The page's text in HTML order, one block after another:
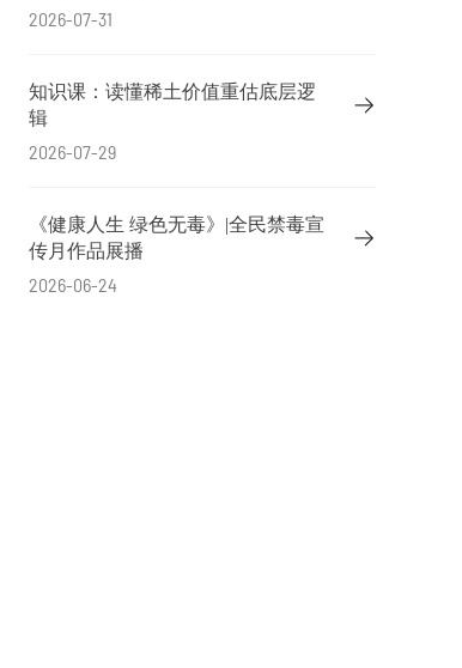
2026-07-31
知识课：读懂稀土价值重估底层逻
辑
2026-07-29
《健康人生 绿色无毒》|全民禁毒宣
传月作品展播
2026-06-24